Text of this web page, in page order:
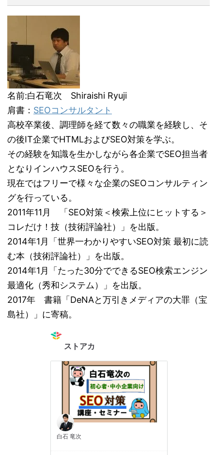
名前:白石竜次 Shiraishi Ryuji
肩書： SEOコンサルタント
高校卒業後、調理師を経て数々の職業を経験し、そ
の後IT企業でHTMLおよびSEO対策を学ぶ。
その経験を知識を生かしながら各企業でSEO担当者
となりインハウスSEOを行う。
現在ではフリーで様々な企業のSEOコンサルティン
グを行っている。
2011年11月 「SEO対策＜検索上位にヒットする＞
コレだけ！技（技術評論社）」を出版。
2014年1月「世界一わかりやすいSEO対策 最初に読
む本（技術評論社）」を出版。
2014年1月「たった30分でできるSEO検索エンジン
最適化（秀和システム）」を出版。
2017年 書籍「DeNAと万引きメディアの大罪（宝
島社）」に寄稿。
ストアカ
白石 竜次